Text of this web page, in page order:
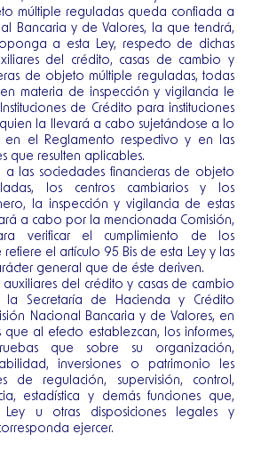
múltiple reguladas queda confiada a
Bancaria y de Valores, la que tendrá,
a esta Ley, respecto de dichas
del crédito, casas de cambio y
de objeto múltiple reguladas, todas
materia de inspección y vigilancia le
de Crédito para instituciones
la llevará a cabo sujetándose a lo
en el Reglamento respectivo y en las
que resulten aplicables.
a las sociedades financieras de objeto
los centros cambiarios y los
la inspección y vigilancia de estas
a cabo por la mencionada Comisión,
verificar el cumplimiento de los
el artículo 95 Bis de esta Ley y las
general que de éste deriven.
auxiliares del crédito y casas de cambio
Secretaría de Hacienda y Crédito
Nacional Bancaria y de Valores, en
que al efecto establezcan, los informes,
que sobre su organización,
inversiones o patrimonio les
de regulación, supervisión, control,
estadística y demás funciones que,
u otras disposiciones legales y
ejercer.